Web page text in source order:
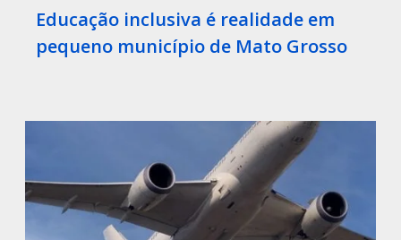
Educação inclusiva é realidade em
pequeno município de Mato Grosso